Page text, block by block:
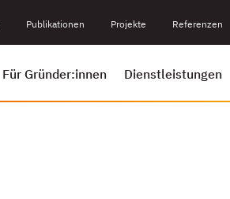
Publikationen Projekte Referenzen
Für Gründer:innen Dienstleistungen